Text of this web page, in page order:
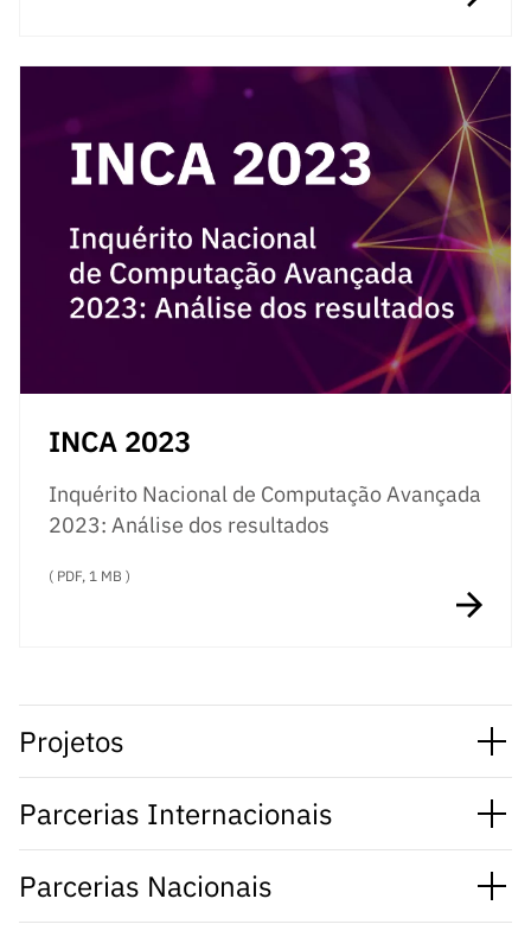
INCA 2023
Inquérito Nacional de Computação Avançada
2023: Análise dos resultados
( PDF, 1 MB )
Projetos
Parcerias Internacionais
Parcerias Nacionais